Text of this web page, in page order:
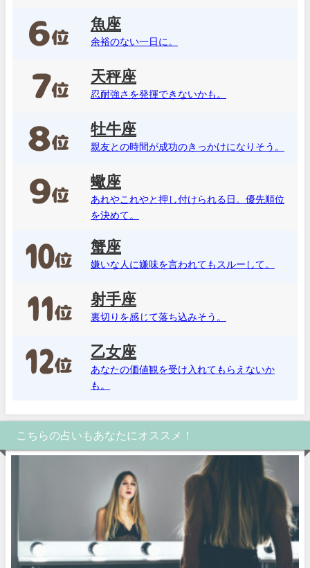
魚座
余裕のない一日に。
天秤座
忍耐強さを発揮できないかも。
牡牛座
親友との時間が成功のきっかけになりそう。
蠍座
あれやこれやと押し付けられる日。優先順位
を決めて。
蟹座
嫌いな人に嫌味を言われてもスルーして。
射手座
裏切りを感じて落ち込みそう。
乙女座
あなたの価値観を受け入れてもらえないか
も。
こちらの占いもあなたにオススメ！